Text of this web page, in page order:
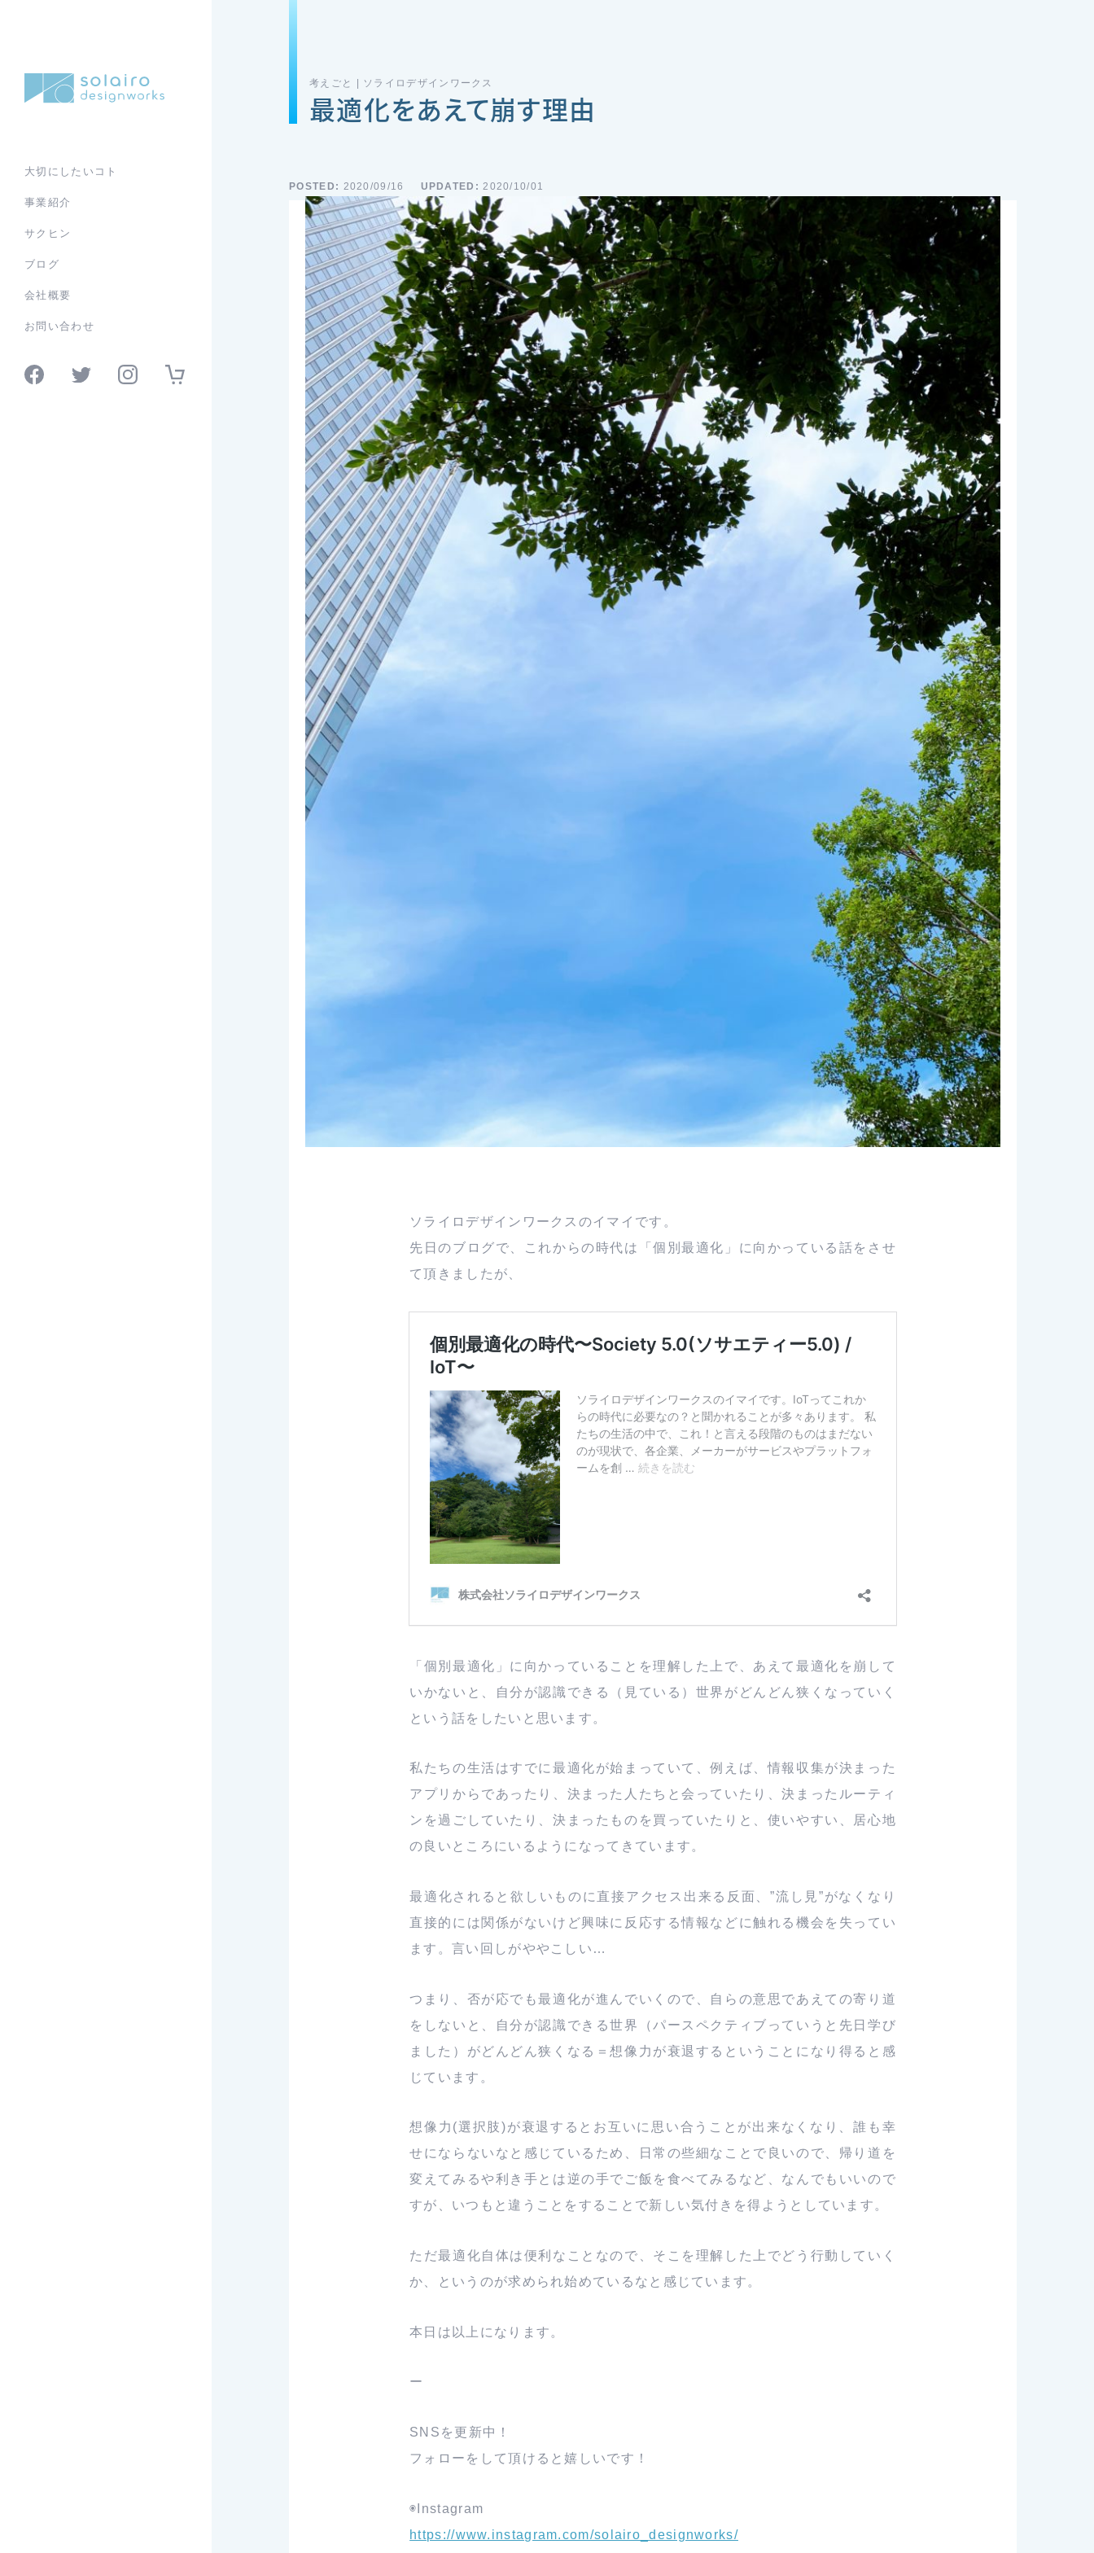
大切にしたいコト
事業紹介
サクヒン
ブログ
会社概要
お問い合わせ
考えごと | ソライロデザインワークス
最適化をあえて崩す理由
POSTED: 2020/09/16 UPDATED:2020/10/01
ソライロデザインワークスのイマイです。
先日のブログで、これからの時代は「個別最適化」に向かっている話をさせ
て頂きましたが、
「個別最適化」に向かっていることを理解した上で、あえて最適化を崩して
いかないと、自分が認識できる（見ている）世界がどんどん狭くなっていく
という話をしたいと思います。
私たちの生活はすでに最適化が始まっていて、例えば、情報収集が決まった
アプリからであったり、決まった人たちと会っていたり、決まったルーティ
ンを過ごしていたり、決まったものを買っていたりと、使いやすい、居心地
の良いところにいるようになってきています。
最適化されると欲しいものに直接アクセス出来る反面、”流し見”がなくなり
直接的には関係がないけど興味に反応する情報などに触れる機会を失ってい
ます。言い回しがややこしい…
つまり、否が応でも最適化が進んでいくので、自らの意思であえての寄り道
をしないと、自分が認識できる世界（パースペクティブっていうと先日学び
ました）がどんどん狭くなる＝想像力が衰退するということになり得ると感
じています。
想像力(選択肢)が衰退するとお互いに思い合うことが出来なくなり、誰も幸
せにならないなと感じているため、日常の些細なことで良いので、帰り道を
変えてみるや利き手とは逆の手でご飯を食べてみるなど、なんでもいいので
すが、いつもと違うことをすることで新しい気付きを得ようとしています。
ただ最適化自体は便利なことなので、そこを理解した上でどう行動していく
か、というのが求められ始めているなと感じています。
本日は以上になります。
ー
SNSを更新中！
フォローをして頂けると嬉しいです！
◉Instagram
https://www.instagram.com/solairo_designworks/